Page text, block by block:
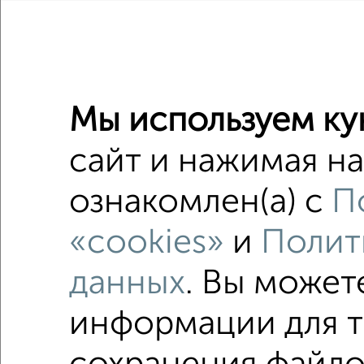
Поиск по
Можно
в
Мы используем
сайт и нажимая
ознакомлен(а) с
«cookies» и
данных. Вы
информации для